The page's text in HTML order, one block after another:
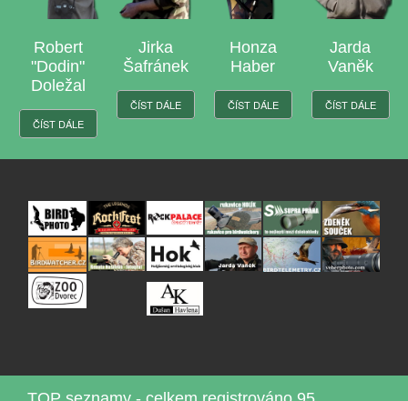
Robert
"Dodin"
Doležal
ČÍST DÁLE
Jirka
Šafránek
ČÍST DÁLE
Honza
Haber
ČÍST DÁLE
Jarda
Vaněk
ČÍST DÁLE